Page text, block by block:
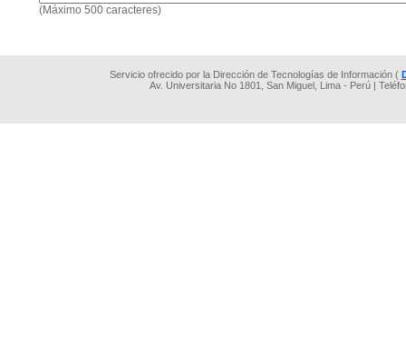
(Máximo 500 caracteres)
Servicio ofrecido por la Dirección de Tecnologías de Información (
Av. Universitaria No 1801, San Miguel, Lima - Perú |